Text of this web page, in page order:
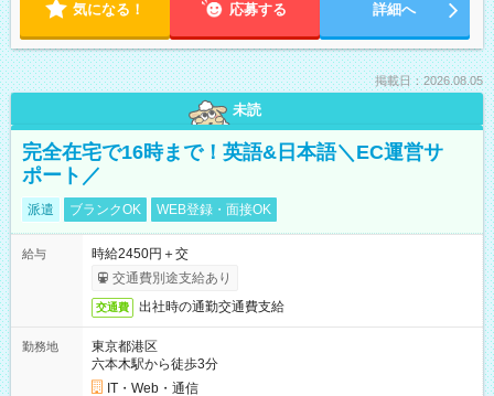
気になる！ 応募する 詳細へ
掲載日：2026.08.05
未読
完全在宅で16時まで！英語&日本語＼EC運営サ
ポート／
派遣 ブランクOK WEB登録・面接OK
給与
時給2450円＋交
交通費別途支給あり
交通費 出社時の通勤交通費支給
勤務地
東京都港区
六本木駅から徒歩3分
IT・Web・通信